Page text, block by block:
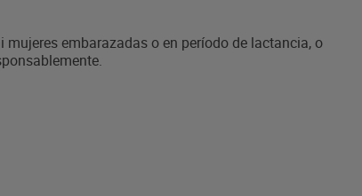
embarazadas o en período de lactancia, o